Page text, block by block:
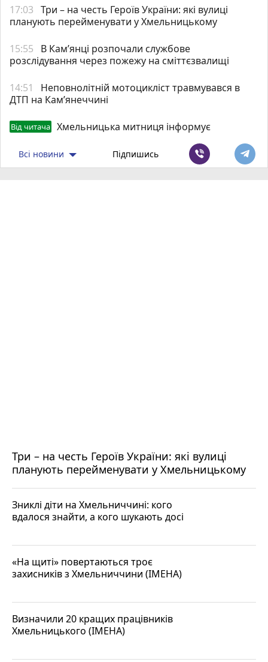
17:03 Три – на честь Героїв України: які вулиці
планують перейменувати у Хмельницькому
15:55
В Кам’янці розпочали службове
розслідування через пожежу на сміттєзвалищі
14:51
Неповнолітній мотоцикліст травмувався в
ДТП на Кам’янеччині
Від читача Хмельницька митниця інформує
Всі новини Підпишись
Три – на честь Героїв України: які вулиці
планують перейменувати у Хмельницькому
Зниклі діти на Хмельниччині: кого
вдалося знайти, а кого шукають досі
«На щиті» повертаються троє
захисників з Хмельниччини (ІМЕНА)
Визначили 20 кращих працівників
Хмельницького (ІМЕНА)